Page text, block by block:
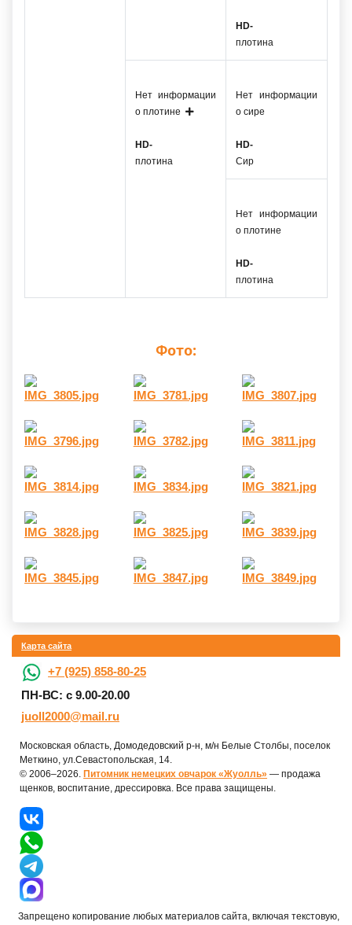
HD-
плотина
Нет информации
о плотине
HD-
плотина
Нет информации
о сире
HD-
Сир
Нет информации
о плотине
HD-
плотина
Фото:
Карта сайта
+7 (925) 858-80-25
ПН-ВС: с 9.00-20.00
juoll2000@mail.ru
Московская область, Домодедовский р-н, м/н Белые Столбы, поселок
Меткино, ул.Севастопольская, 14.
© 2006–2026. Питомник немецких овчарок «Жуолль» — продажа
щенков, воспитание, дрессировка. Все права защищены.
Запрещено копирование любых материалов сайта, включая текстовую,